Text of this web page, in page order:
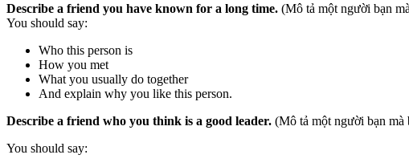
Describe a friend you have known for a long time. (Mô tả một người bạn
You should say:
Who this person is
How you met
What you usually do together
And explain why you like this person.
Describe a friend who you think is a good leader. (Mô tả một người bạn mà
You should say: